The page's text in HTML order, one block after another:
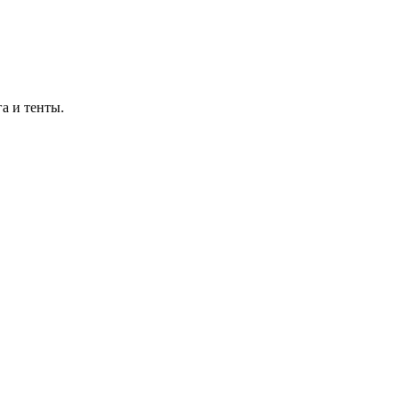
и тенты.